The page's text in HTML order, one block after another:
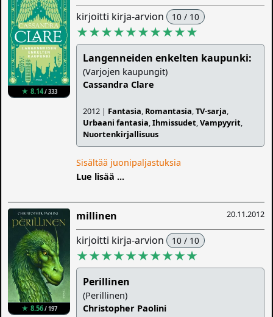
★ 8.14/ 333
kirjoitti kirja-arvion 10 / 10
★★★★★★★★★★
Langenneiden enkelten kaupunki:
(Varjojen kaupungit)
Cassandra Clare
2012 | Fantasia, Romantasia,TV-sarja,
Urbaani fantasia,Ihmissudet,Vampyyrit,
Nuortenkirjallisuus
Sisältää juonipaljastuksia
Lue lisää ...
★ 8.56/ 197
20.11.2012
millinen
kirjoitti kirja-arvion 10 / 10
★★★★★★★★★★
Perillinen
(Perillinen)
Christopher Paolini